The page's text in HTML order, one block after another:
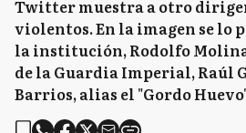
Twitter muestra a otro
violentos. En la imagen se lo
la institución, Rodolfo
de la Guardia Imperial, Raúl
Barrios, alias el "Gordo